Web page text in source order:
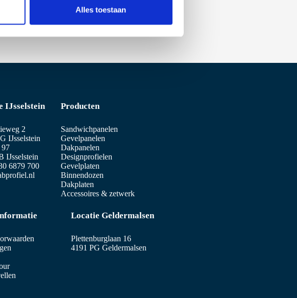
Alles toestaan
IJsselstein
2
IJsselstein
97
IJsselstein
6879 700
Producten
Sandwichpanelen
Gevelpanelen
Dakpanelen
Designprofielen
Gevelplaten
Binnendozen
Dakplaten
Accessoires & zetwerk
Locatie Geldermalsen
Plettenburglaan 16
4191 PG Geldermalsen